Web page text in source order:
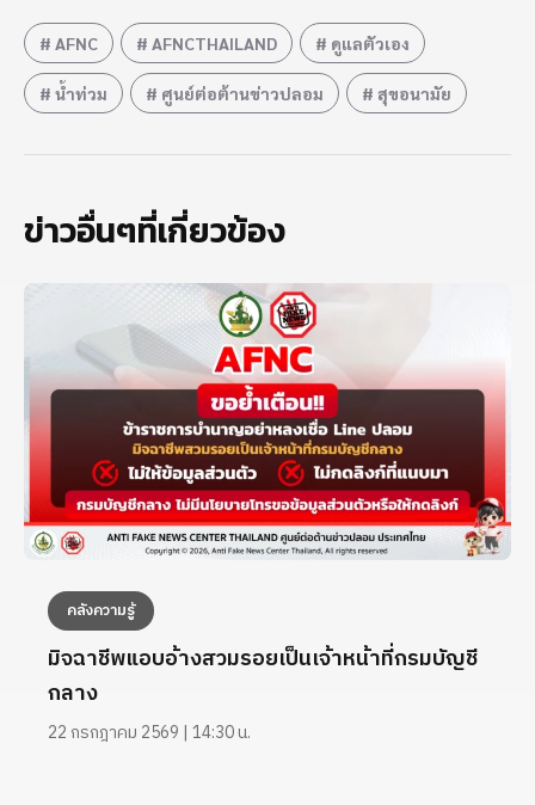
AFNC AFNCTHAILAND ดูแลตัวเอง
น้ำท่วม ศูนย์ต่อต้านข่าวปลอม สุขอนามัย
ข่าวอื่นๆที่เกี่ยวข้อง
คลังความรู้
มิจฉาชีพแอบอ้างสวมรอยเป็นเจ้าหน้าที่กรมบัญชี
กลาง
22 กรกฎาคม 2569 | 14:30 น.